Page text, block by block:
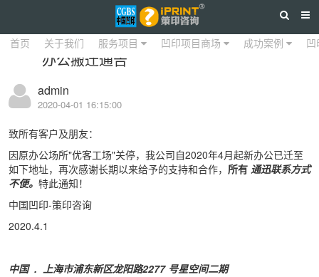
详情
首页 关于我们 服务项目 凹印项目商场 成功案例
办公搬迁通告
admin
2020-04-01 16:15:00
致所有客户及朋友：
因原办公场所"优客工场"关停，我公司自2020年4月起新办公已迁至
如下地址，再次感谢长期以来给予的支持和合作， 所有 通迅联系方式
不便。 特此通知！
中国凹印-策印咨询
2020.4.1
中国 . 上海市浦东新区龙阳路2277 号星空间二期